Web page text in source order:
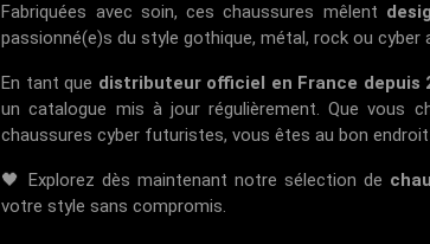
Fabriquées avec soin, ces chaussures mêlent
passionné(e)s du style gothique, métal, rock ou
En tant que distributeur officiel en France depuis
un catalogue mis à jour régulièrement. Que vous
chaussures cyber futuristes, vous êtes au bon
🖤 Explorez dès maintenant notre sélection de
votre style sans compromis.